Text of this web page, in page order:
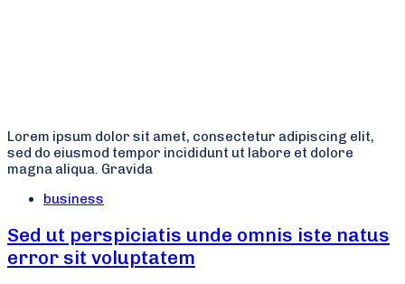
Lorem ipsum dolor sit amet, consectetur adipiscing elit,
sed do eiusmod tempor incididunt ut labore et dolore
magna aliqua. Gravida
Tags
business
Sed ut perspiciatis unde omnis iste natus
error sit voluptatem